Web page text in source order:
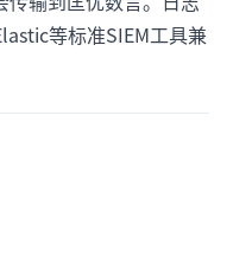
等标准SIEM工具兼